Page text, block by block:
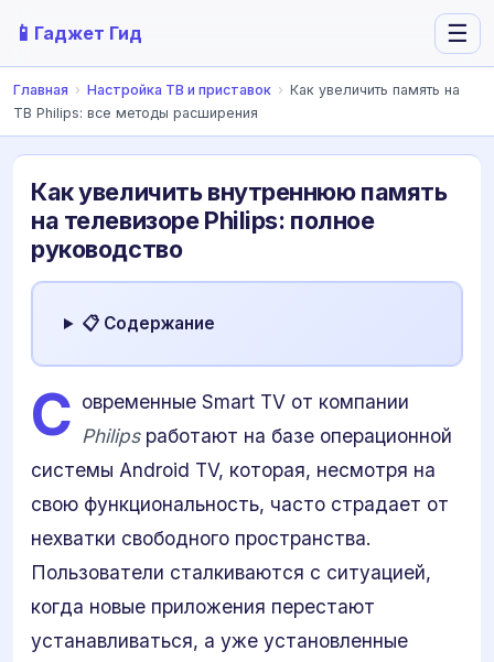
📱 Гаджет Гид ☰
Главная › Настройка ТВ и приставок › Как увеличить память на
ТВ Philips: все методы расширения
Как увеличить внутреннюю память
на телевизоре Philips: полное
руководство
📋 Содержание
С овременные Smart TV от компании
Philipsработают на базе операционной
системы Android TV, которая, несмотря на
свою функциональность, часто страдает от
нехватки свободного пространства.
Пользователи сталкиваются с ситуацией,
когда новые приложения перестают
устанавливаться, а уже установленные